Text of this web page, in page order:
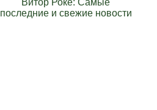
Витор Роке: Самые
последние и свежие новости